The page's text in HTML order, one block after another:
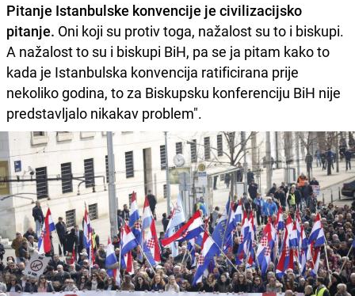
Pitanje Istanbulske konvencije je civilizacijsko
pitanje. Oni koji su protiv toga, nažalost su to i biskupi.
A nažalost to su i biskupi BiH, pa se ja pitam kako to
kada je Istanbulska konvencija ratificirana prije
nekoliko godina, to za Biskupsku konferenciju BiH nije
predstavljalo nikakav problem".